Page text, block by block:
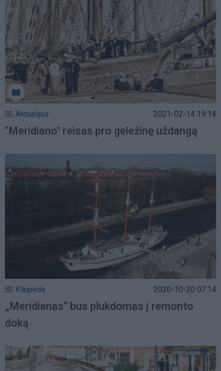
Aktualijos 2021-02-14 19:14
"Meridiano" reisas pro geležinę uždangą
Klaipėda 2020-10-20 07:14
„Meridianas“ bus plukdomas į remonto
doką